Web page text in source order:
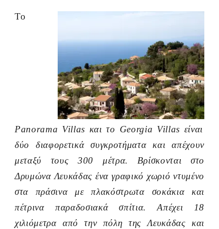
Το
Panorama Villas και το Georgia Villas είναι
δύο διαφορετικά συγκροτήματα και απέχουν
μεταξύ τους 300 μέτρα. Βρίσκονται στο
Δρυμώνα Λευκάδας ένα γραφικό χωριό ντυμένο
στα πράσινα με πλακόστρωτα σοκάκια και
πέτρινα παραδοσιακά σπίτια. Απέχει 18
χιλιόμετρα από την πόλη της Λευκάδας και